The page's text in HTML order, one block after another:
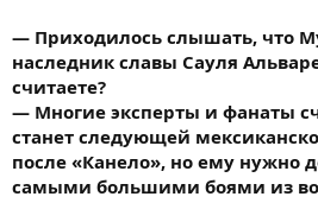
— Приходилось слышать, что
наследник славы Сауля
считаете?
— Многие эксперты и фанаты
станет следующей
после «Канело», но ему нужно
самыми большими боями из